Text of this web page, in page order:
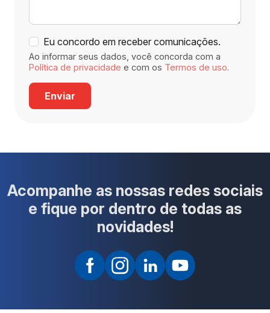
Eu concordo em receber comunicações.
Ao informar seus dados, você concorda com a
Política de privacidade e com os Termos de uso.
Enviar
Acompanhe as nossas redes sociais
e fique por dentro de todas as
novidades!